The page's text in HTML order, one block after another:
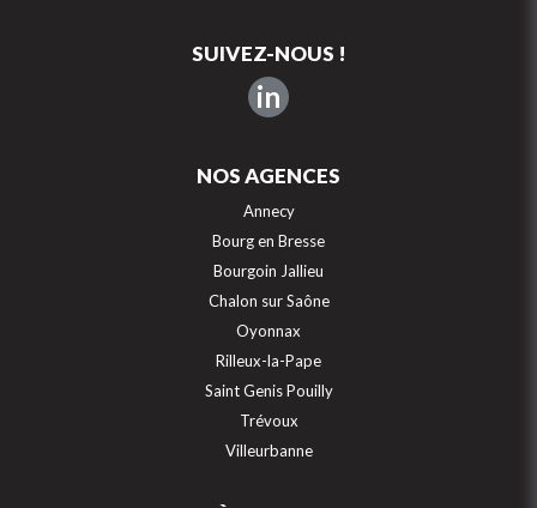
SUIVEZ-NOUS !
in
NOS AGENCES
Annecy
Bourg en Bresse
Bourgoin Jallieu
Chalon sur Saône
Oyonnax
Rilleux-la-Pape
Saint Genis Pouilly
Trévoux
Villeurbanne